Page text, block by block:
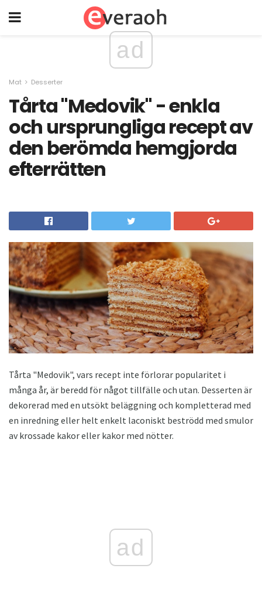
ad
Mat Desserter
Tårta "Medovik" - enkla
och ursprungliga recept av
den berömda hemgjorda
efterrätten
Tårta "Medovik", vars recept inte förlorar popularitet i
många år, är beredd för något tillfälle och utan. Desserten är
dekorerad med en utsökt beläggning och kompletterad med
en inredning eller helt enkelt laconiskt beströdd med smulor
av krossade kakor eller kakor med nötter.
ad